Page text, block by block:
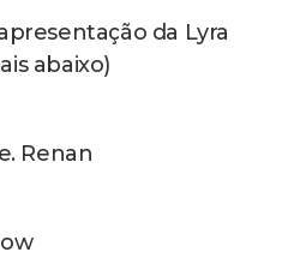
da Lyra
abaixo)
Renan